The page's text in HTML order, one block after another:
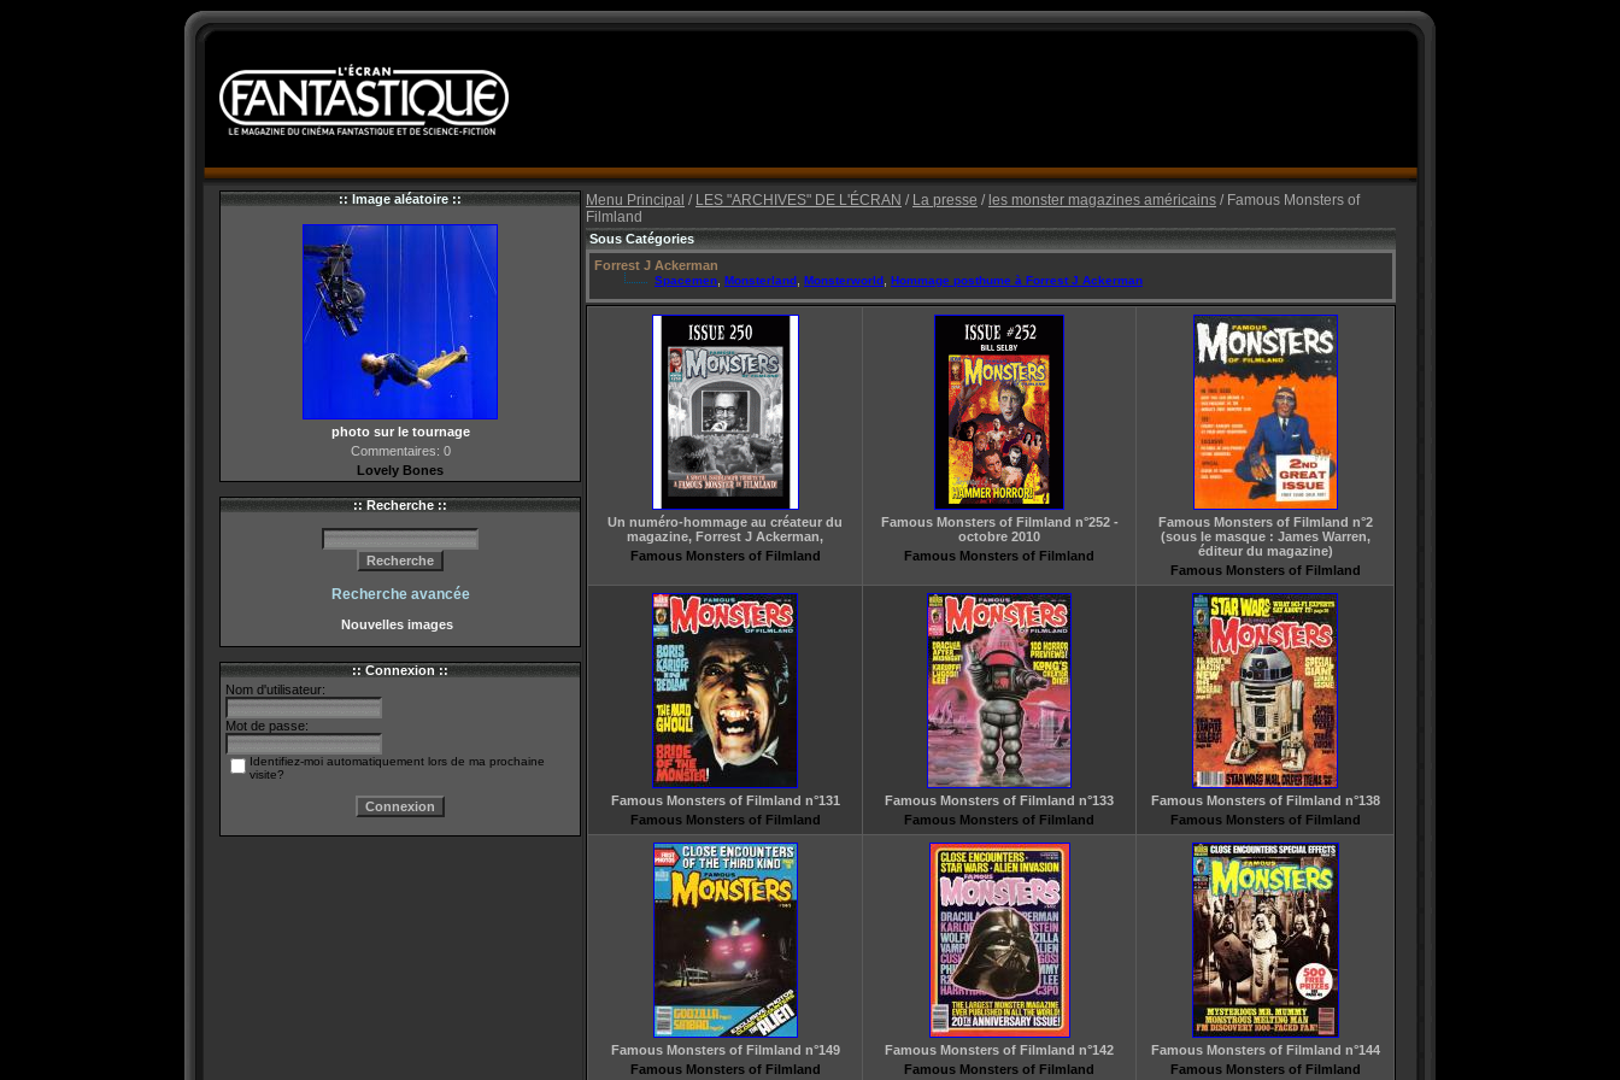
:: Image aléatoire ::
photo sur le tournage
Commentaires: 0
Lovely Bones
:: Recherche ::
Recherche avancée
Nouvelles images
:: Connexion ::
Nom d'utilisateur:
Mot de passe:
Identifiez-moi automatiquement lors de ma prochaine
visite?
Menu Principal / LES "ARCHIVES" DE L'ÉCRAN / La presse / les monster magazines américains / Famous Monsters of
Filmland
Sous Catégories
Forrest J Ackerman
Spacemen Monsterland Monsterworld Hommage posthume à Forrest J Ackerman
Un numéro-hommage au créateur du
magazine, Forrest J Ackerman,
Famous Monsters of Filmland
Famous Monsters of Filmland n°252 -
octobre 2010
Famous Monsters of Filmland
Famous Monsters of Filmland n°2
(sous le masque : James Warren,
éditeur du magazine)
Famous Monsters of Filmland
Famous Monsters of Filmland n°131
Famous Monsters of Filmland
Famous Monsters of Filmland n°133
Famous Monsters of Filmland
Famous Monsters of Filmland n°138
Famous Monsters of Filmland
Famous Monsters of Filmland n°149
Famous Monsters of Filmland
Famous Monsters of Filmland n°142
Famous Monsters of Filmland
Famous Monsters of Filmland n°144
Famous Monsters of Filmland